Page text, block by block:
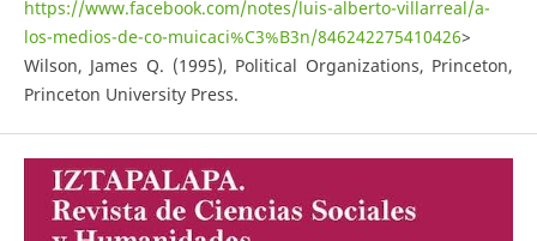
https://www.facebook.com/notes/luis-alberto-villarreal/a-
los-medios-de-co-muicaci%C3%B3n/846242275410426>
Wilson, James Q. (1995), Political Organizations, Princeton,
Princeton University Press.